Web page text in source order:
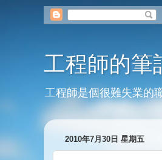
工程師的筆
工程師是個很難失業的
2010年7月30日 星期五